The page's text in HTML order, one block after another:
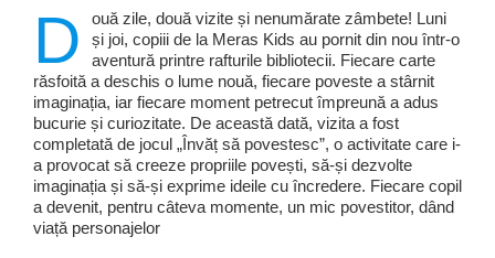
D
ouă zile, două vizite și nenumărate zâmbete! Luni
și joi, copiii de la Meras Kids au pornit din nou într-o
aventură printre rafturile bibliotecii. Fiecare carte
răsfoită a deschis o lume nouă, fiecare poveste a stârnit
imaginația, iar fiecare moment petrecut împreună a adus
bucurie și curiozitate. De această dată, vizita a fost
completată de jocul „Învăț să povestesc”, o activitate care i-
a provocat să creeze propriile povești, să-și dezvolte
imaginația și să-și exprime ideile cu încredere. Fiecare copil
a devenit, pentru câteva momente, un mic povestitor, dând
viață personajelor